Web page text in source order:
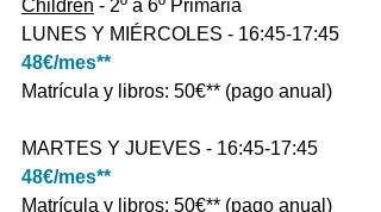
Children - 2º a 6º Primaria
LUNES Y MIÉRCOLES - 16:45-17:45
48€/mes**
Matrícula y libros: 50€** (pago anual)
MARTES Y JUEVES - 16:45-17:45
48€/mes**
Matrícula y libros: 50€** (pago anual)